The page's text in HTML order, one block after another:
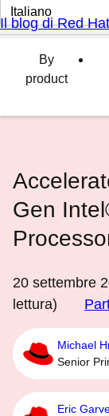
Cambia
lingua
Il blog di Red Hat
By
product
Gen
20 settembre
lettura)
Michael
Senior
Eric